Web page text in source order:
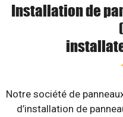
Installation de
Notre société de
d’installation de